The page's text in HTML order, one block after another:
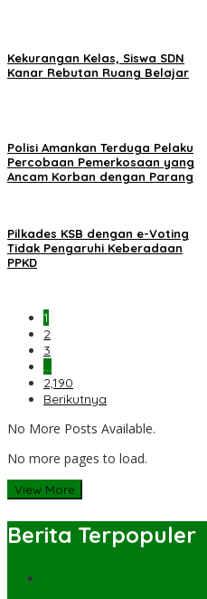
Kekurangan Kelas, Siswa SDN
Kanar Rebutan Ruang Belajar
Polisi Amankan Terduga Pelaku
Percobaan Pemerkosaan yang
Ancam Korban dengan Parang
Pilkades KSB dengan e-Voting
Tidak Pengaruhi Keberadaan
PPKD
1
2
3
…
2,190
Berikutnya
No More Posts Available.
No more pages to load.
View More
Berita Terpopuler